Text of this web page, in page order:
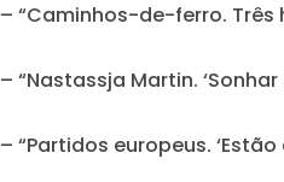
– “Caminhos-de-ferro.
– “Nastassja Martin.
– “Partidos europeus.